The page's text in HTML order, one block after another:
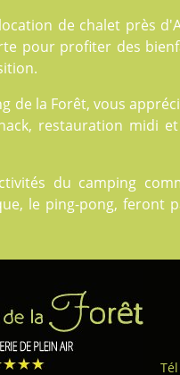
de chalet près
pour profiter des
de la Forêt, vous
restauration midi
du camping
le ping-pong, feront